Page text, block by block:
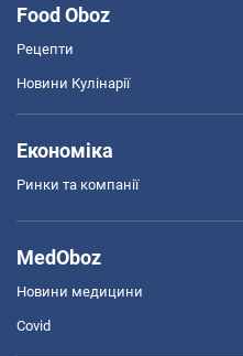
Food Oboz
Рецепти
Новини Кулінарії
Економіка
Ринки та компанії
MedOboz
Новини медицини
Covid